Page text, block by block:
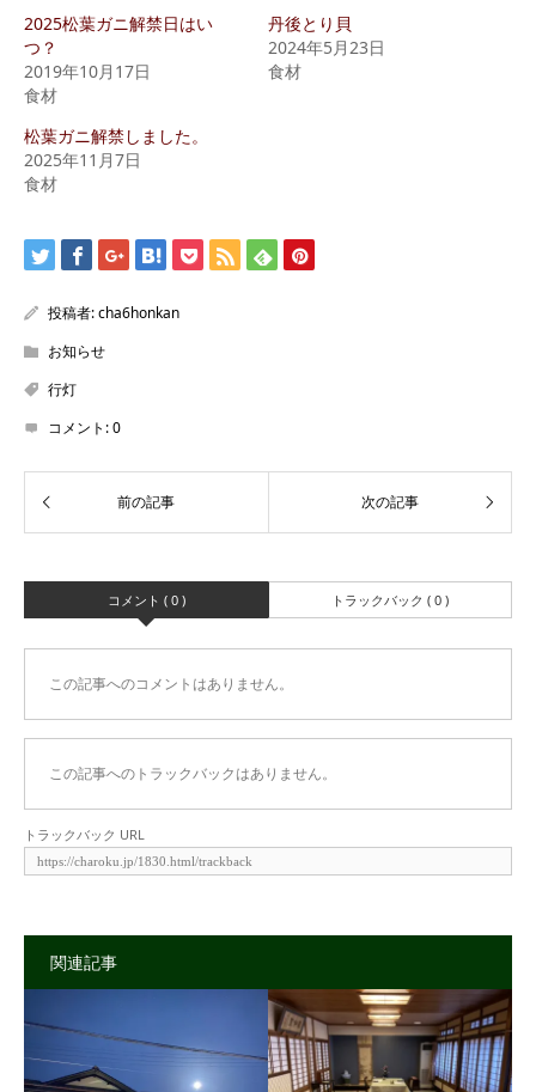
2025松葉ガニ解禁日はい
つ？
2019年10月17日
食材
丹後とり貝
2024年5月23日
食材
松葉ガニ解禁しました。
2025年11月7日
食材
投稿者:cha6honkan
お知らせ
行灯
コメント:0
コメント ( 0 ) トラックバック ( 0 )
この記事へのコメントはありません。
この記事へのトラックバックはありません。
トラックバック URL
関連記事